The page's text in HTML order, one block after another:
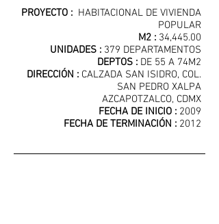
PROYECTO : HABITACIONAL DE VIVIENDA
POPULAR
M2 : 34,445.00
UNIDADES : 379 DEPARTAMENTOS
DEPTOS : DE 55 A 74M2
DIRECCIÓN : CALZADA SAN ISIDRO, COL.
SAN PEDRO XALPA
AZCAPOTZALCO, CDMX
FECHA DE INICIO : 2009
FECHA DE TERMINACIÓN : 2012